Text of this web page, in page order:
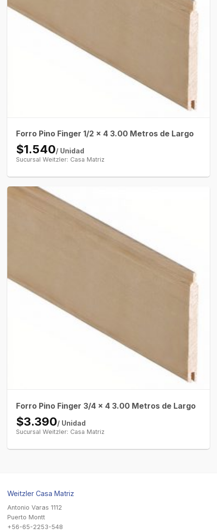
Forro Pino Finger 1/2 x 4 3.00 Metros de Largo
$1.540/ Unidad
Sucursal Weitzler: Casa Matriz
Forro Pino Finger 3/4 x 4 3.00 Metros de Largo
$3.390/ Unidad
Sucursal Weitzler: Casa Matriz
Weitzler Casa Matriz
Antonio Varas 1112
Puerto Montt
+56-65-2253-548